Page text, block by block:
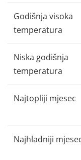
Godišnja visoka
temperatura
Niska godišnja
temperatura
Najtopliji mjesec
Najhladniji